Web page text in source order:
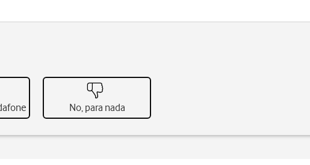
No, para nada